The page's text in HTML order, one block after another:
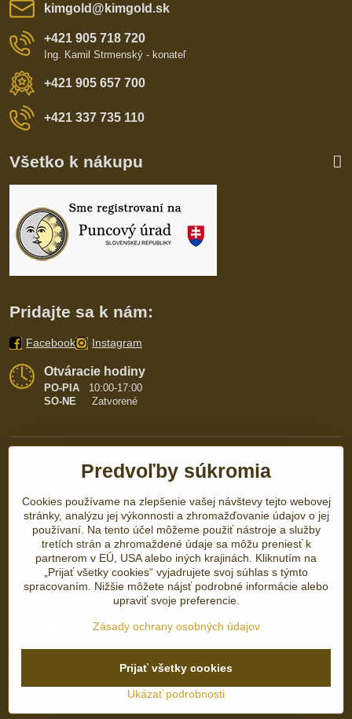
kimgold​@kimgold​.sk
+421 905 718 720
Ing. Kamil Strmenský - konateľ
+421 905 657 700
+421 337 735 110
Všetko k nákupu
Pridajte sa k nám:
Facebook Instagram
Otváracie hodiny
PO-PIA
10:00-17:00
SO-NE Zatvorené
©2026Copyright
Predvoľby súkromiaZásady ochrany osobných údajov
Vytvorené pomocou:BiznisWeb.sk
Predvoľby súkromia
Cookies používame na zlepšenie vašej návštevy tejto webovej
stránky, analýzu jej výkonnosti a zhromažďovanie údajov o jej
používaní. Na tento účel môžeme použiť nástroje a služby
tretích strán a zhromaždené údaje sa môžu preniesť k
partnerom v EÚ, USA alebo iných krajinách. Kliknutím na
„Prijať všetky cookies“ vyjadrujete svoj súhlas s týmto
spracovaním. Nižšie môžete nájsť podrobné informácie alebo
upraviť svoje preferencie.
Zásady ochrany osobných údajov
Ukázať podrobnosti
Prijať všetky cookies